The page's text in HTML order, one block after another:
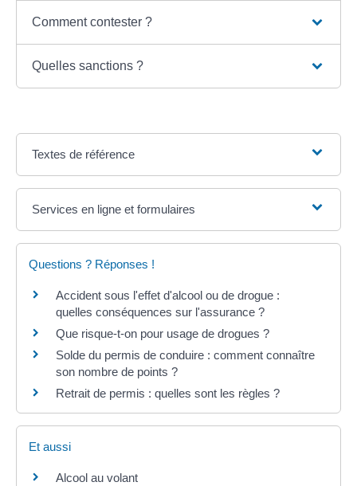
Comment contester ?
Quelles sanctions ?
Textes de référence
Services en ligne et formulaires
Questions ? Réponses !
Accident sous l'effet d'alcool ou de drogue :
quelles conséquences sur l'assurance ?
Que risque-t-on pour usage de drogues ?
Solde du permis de conduire : comment connaître
son nombre de points ?
Retrait de permis : quelles sont les règles ?
Et aussi
Alcool au volant